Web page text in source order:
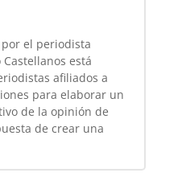
por el periodista
está
afiliados a
para elaborar un
de la opinión de
de crear una